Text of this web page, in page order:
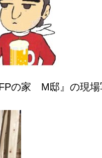
の家 M邸』の現場